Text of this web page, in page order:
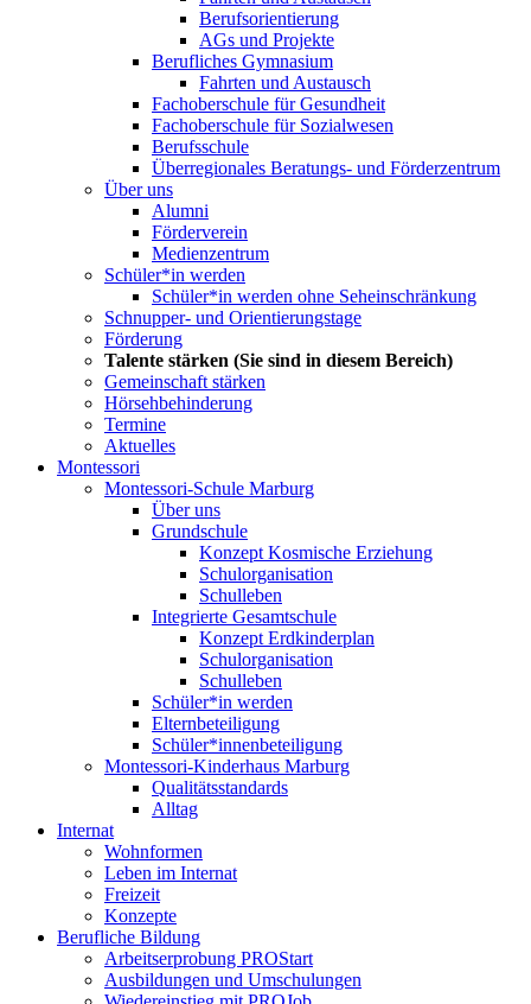
Berufsorientierung
AGs und Projekte
Berufliches Gymnasium
Fahrten und Austausch
Fachoberschule für Gesundheit
Fachoberschule für Sozialwesen
Berufsschule
Überregionales Beratungs- und Förderzentrum
Über uns
Alumni
Förderverein
Medienzentrum
Schüler*in werden
Schüler*in werden ohne Seheinschränkung
Schnupper- und Orientierungstage
Förderung
Talente stärken (Sie sind in diesem Bereich)
Gemeinschaft stärken
Hörsehbehinderung
Termine
Aktuelles
Montessori
Montessori-Schule Marburg
Über uns
Grundschule
Konzept Kosmische Erziehung
Schulorganisation
Schulleben
Integrierte Gesamtschule
Konzept Erdkinderplan
Schulorganisation
Schulleben
Schüler*in werden
Elternbeteiligung
Schüler*innenbeteiligung
Montessori-Kinderhaus Marburg
Qualitätsstandards
Alltag
Internat
Wohnformen
Leben im Internat
Freizeit
Konzepte
Berufliche Bildung
Arbeitserprobung PROStart
Ausbildungen und Umschulungen